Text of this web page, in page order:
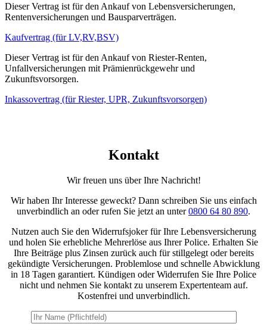
Dieser Vertrag ist für den Ankauf von Lebensversicherungen,
Rentenversicherungen und Bausparverträgen.
Kaufvertrag (für LV,RV,BSV)
Dieser Vertrag ist für den Ankauf von Riester-Renten,
Unfallversicherungen mit Prämienrückgewehr und
Zukunftsvorsorgen.
Inkassovertrag (für Riester, UPR, Zukunftsvorsorgen)
Kontakt
Wir freuen uns über Ihre Nachricht!
Wir haben Ihr Interesse geweckt? Dann schreiben Sie uns einfach
unverbindlich an oder rufen Sie jetzt an unter0800 64 80 890.
Nutzen auch Sie den Widerrufsjoker für Ihre Lebensversicherung
und holen Sie erhebliche Mehrerlöse aus Ihrer Police. Erhalten Sie
Ihre Beiträge plus Zinsen zurück auch für stillgelegt oder bereits
gekündigte Versicherungen. Problemlose und schnelle Abwicklung
in 18 Tagen garantiert. Kündigen oder Widerrufen Sie Ihre Police
nicht und nehmen Sie kontakt zu unserem Expertenteam auf.
Kostenfrei und unverbindlich.